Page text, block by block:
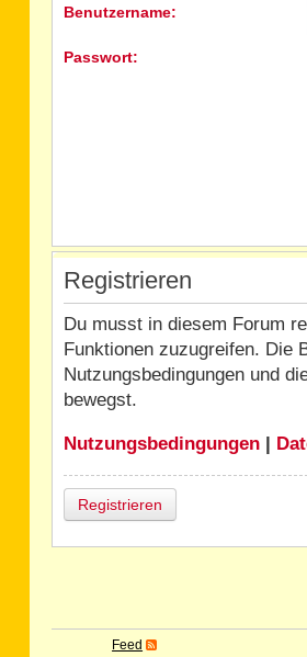
Benutzername:
Passwort:
Registrieren
Du musst in diesem Forum
Funktionen zuzugreifen. Die
Nutzungsbedingungen und
bewegst.
Nutzungsbedingungen |
Registrieren
Feed